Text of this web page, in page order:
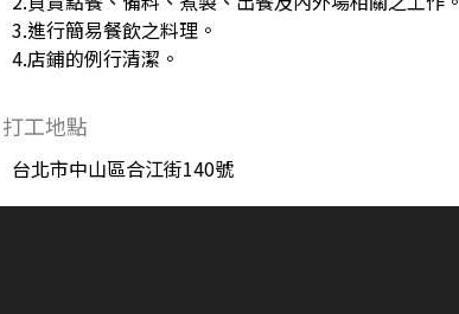
3.進行簡易餐飲之料理。
4.店鋪的例行清潔。
打工地點
台北市中山區合江街140號